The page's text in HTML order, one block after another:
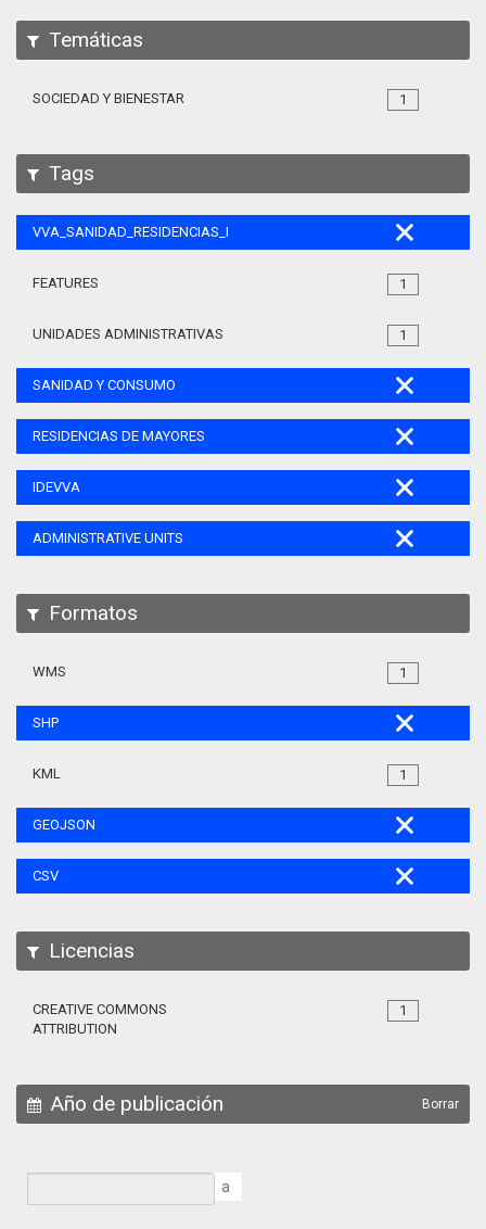
Temáticas
1
SOCIEDAD Y BIENESTAR
Tags
VVA_SANIDAD_RESIDENCIAS_MAYORES_105
1
FEATURES
1
UNIDADES ADMINISTRATIVAS
SANIDAD Y CONSUMO
RESIDENCIAS DE MAYORES
IDEVVA
ADMINISTRATIVE UNITS
Formatos
1
WMS
SHP
1
KML
GEOJSON
CSV
Licencias
1
CREATIVE COMMONS
ATTRIBUTION
Año de publicación Borrar
a